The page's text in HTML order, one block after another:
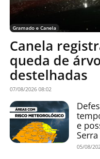
Gramado e Canela
Canela
queda de
destelhadas
07/08/2026 08:02
e
Serra
05/08/